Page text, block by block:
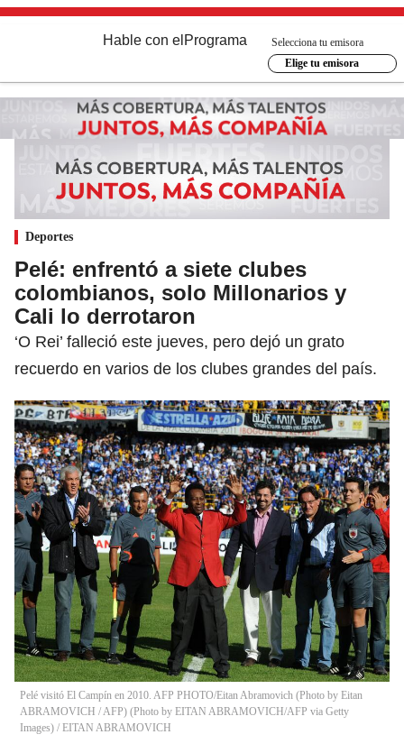
Hable con el Programa
Selecciona tu emisora
Elige tu emisora
Deportes
Pelé: enfrentó a siete clubes
colombianos, solo Millonarios y
Cali lo derrotaron
‘O Rei’ falleció este jueves, pero dejó un grato
recuerdo en varios de los clubes grandes del país.
Pelé visitó El Campín en 2010. AFP PHOTO/Eitan Abramovich (Photo by Eitan
ABRAMOVICH / AFP) (Photo by EITAN ABRAMOVICH/AFP via Getty
Images) / EITAN ABRAMOVICH